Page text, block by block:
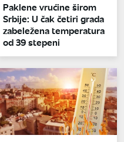
Paklene vrućine širom
Srbije: U čak četiri grada
zabeležena temperatura
od 39 stepeni